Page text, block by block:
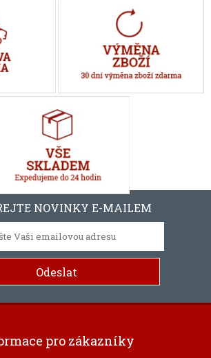
NOVINKY E-MAILEM
pro zákazníky